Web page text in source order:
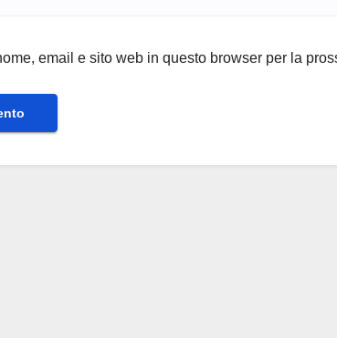
email e sito web in questo browser per la